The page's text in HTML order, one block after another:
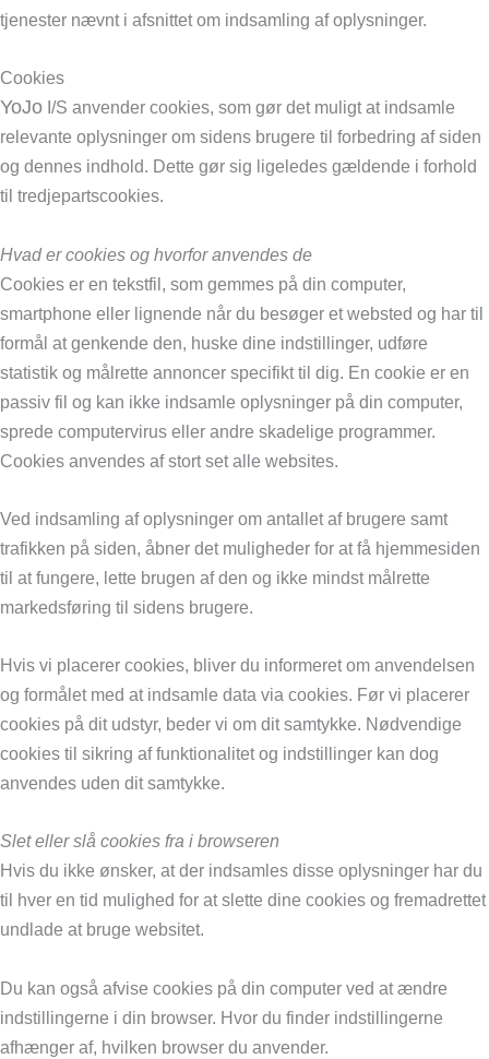
tjenester nævnt i afsnittet om indsamling af oplysninger.
Cookies
YoJo I/S anvender cookies, som gør det muligt at indsamle
relevante oplysninger om sidens brugere til forbedring af siden
og dennes indhold. Dette gør sig ligeledes gældende i forhold
til tredjepartscookies.
Hvad er cookies og hvorfor anvendes de
Cookies er en tekstfil, som gemmes på din computer,
smartphone eller lignende når du besøger et websted og har til
formål at genkende den, huske dine indstillinger, udføre
statistik og målrette annoncer specifikt til dig. En cookie er en
passiv fil og kan ikke indsamle oplysninger på din computer,
sprede computervirus eller andre skadelige programmer.
Cookies anvendes af stort set alle websites.
Ved indsamling af oplysninger om antallet af brugere samt
trafikken på siden, åbner det muligheder for at få hjemmesiden
til at fungere, lette brugen af den og ikke mindst målrette
markedsføring til sidens brugere.
Hvis vi placerer cookies, bliver du informeret om anvendelsen
og formålet med at indsamle data via cookies. Før vi placerer
cookies på dit udstyr, beder vi om dit samtykke. Nødvendige
cookies til sikring af funktionalitet og indstillinger kan dog
anvendes uden dit samtykke.
Slet eller slå cookies fra i browseren
Hvis du ikke ønsker, at der indsamles disse oplysninger har du
til hver en tid mulighed for at slette dine cookies og fremadrettet
undlade at bruge websitet.
Du kan også afvise cookies på din computer ved at ændre
indstillingerne i din browser. Hvor du finder indstillingerne
afhænger af, hvilken browser du anvender.